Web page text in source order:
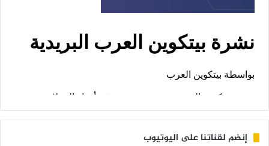
إنضم لقناتنا على اليوتيوب